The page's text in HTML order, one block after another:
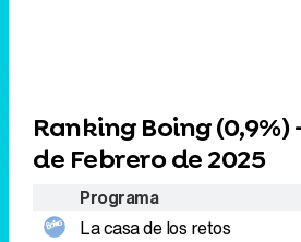
Ranking Boing (0,9%)
de Febrero de 2025
Programa
La casa de los retos